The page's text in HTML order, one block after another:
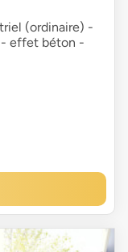
(ordinaire) -
effet béton -